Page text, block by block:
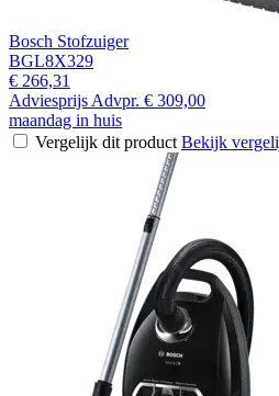
Bosch Stofzuiger
BGL8X329
€ 266,31
Adviesprijs Advpr. € 309,00
maandag in huis
Vergelijk dit product Bekijk